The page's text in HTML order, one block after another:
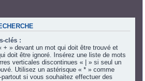
clés :
+ » devant un mot qui doit être trouvé et
doit être ignoré. Insérez une liste de mots
verticales discontinues « | » si seul un
Utilisez un astérisque « * » comme
si vous souhaitez effectuer des